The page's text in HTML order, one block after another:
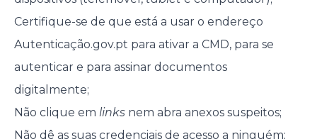
Certifique-se de que está a usar o endereço
Autenticação.gov.pt para ativar a CMD, para se
autenticar e para assinar documentos
digitalmente;
Não clique em linksnem abra anexos suspeitos;
Não dê as suas credenciais de acesso a ninguém;